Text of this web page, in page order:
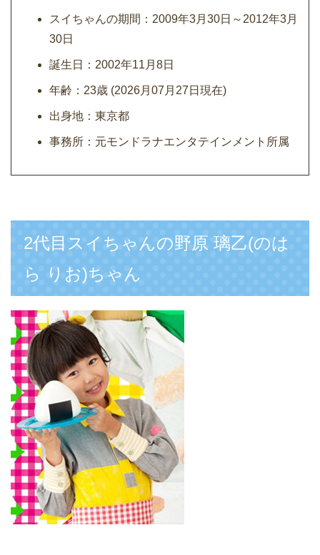
スイちゃんの期間：2009年3月30日～2012年3月
30日
誕生日：2002年11月8日
年齢：23歳 (2026月07月27日現在)
出身地：東京都
事務所：元モンドラナエンタテインメント所属
2代目スイちゃんの野原 璃乙(のは
ら りお)ちゃん